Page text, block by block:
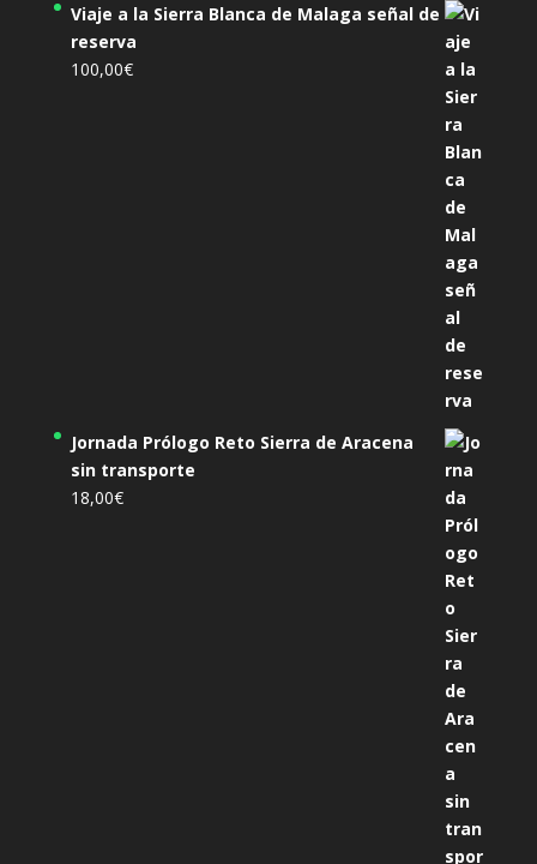
Viaje a la Sierra Blanca de Malaga señal de
reserva
100,00€
Jornada Prólogo Reto Sierra de Aracena
sin transporte
18,00€